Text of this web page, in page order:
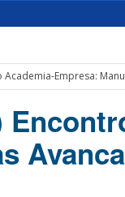
Empresa: